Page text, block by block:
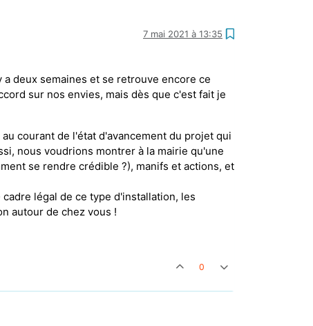
7 mai 2021 à 13:35
deux semaines et se retrouve encore ce
sur nos envies, mais dès que c'est fait je
courant de l'état d'avancement du projet qui
nous voudrions montrer à la mairie qu'une
se rendre crédible ?), manifs et actions, et
légal de ce type d'installation, les
autour de chez vous !
0